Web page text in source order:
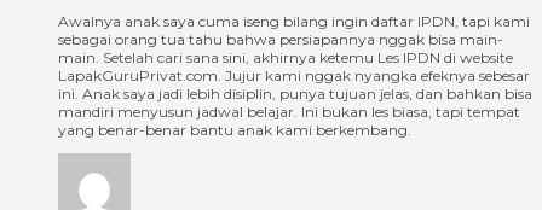
Awalnya anak saya cuma iseng bilang ingin daftar IPDN, tapi kami
sebagai orang tua tahu bahwa persiapannya nggak bisa main-
main. Setelah cari sana sini, akhirnya ketemu Les IPDN di website
LapakGuruPrivat.com. Jujur kami nggak nyangka efeknya sebesar
ini. Anak saya jadi lebih disiplin, punya tujuan jelas, dan bahkan bisa
mandiri menyusun jadwal belajar. Ini bukan les biasa, tapi tempat
yang benar-benar bantu anak kami berkembang.